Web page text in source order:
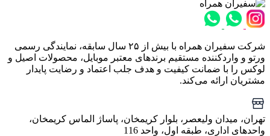
شرکت سفیران همراه با بیش از ۲۵ سال سابقه، نمایندگی رسمی
ورتو و واردکننده مستقیم برندهای معتبر موبایل، محصولات اصیل و
لوکس را با ضمانت کیفیت و هدف جلب اعتماد و رضایت پایدار
مشتریان ارائه می‌کند.
تهران، میدان ولیعصر، بلوار کریمخان، پاساژ الماس کریمخان،
واحدهای اداری، طبقه اول، واحد 116